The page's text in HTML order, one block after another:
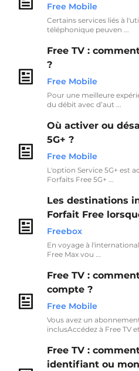
Free Mobile
Certains services liés à
téléphonique peuven ...
Free TV :
?
Free Mobile
Pour une meilleure
du débit avec d’aut ...
Où activer ou
5G+ ?
Free Mobile
L'option Service 5G+ est
Forfaits Free 5G+ ...
Les destinations
Forfait Free
Freebox
En voyage à
Free Max vou ...
Free TV :
compte ?
Free Mobile
Vous avez un
inclusAccédez à Free TV
Free TV :
identifiant ou